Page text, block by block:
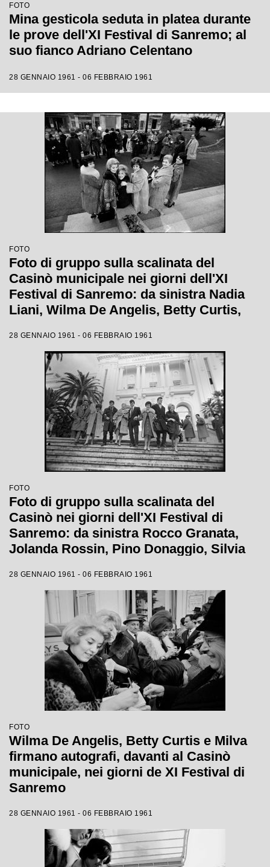
FOTO
Mina gesticola seduta in platea durante
le prove dell'XI Festival di Sanremo; al
suo fianco Adriano Celentano
28 GENNAIO 1961 - 06 FEBBRAIO 1961
FOTO
Foto di gruppo sulla scalinata del
Casinò municipale nei giorni dell'XI
Festival di Sanremo: da sinistra Nadia
Liani, Wilma De Angelis, Betty Curtis,
Mazzetti
28 GENNAIO 1961 - 06 FEBBRAIO 1961
FOTO
Foto di gruppo sulla scalinata del
Casinò nei giorni dell'XI Festival di
Sanremo: da sinistra Rocco Granata,
Jolanda Rossin, Pino Donaggio, Silvia
Renis e Betty Curtis
28 GENNAIO 1961 - 06 FEBBRAIO 1961
FOTO
Wilma De Angelis, Betty Curtis e Milva
firmano autografi, davanti al Casinò
municipale, nei giorni de XI Festival di
Sanremo
28 GENNAIO 1961 - 06 FEBBRAIO 1961